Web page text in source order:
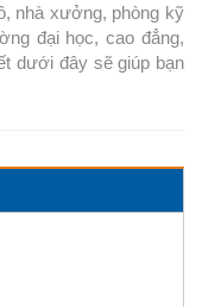
nhà xưởng, phòng kỹ
đại học, cao đẳng,
dưới đây sẽ giúp bạn